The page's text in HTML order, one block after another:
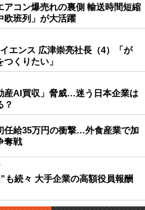
アコン爆売れの裏側 輸送時間短縮
欧班列」が大活躍
エンス 広津崇亮社長（4）「が
くりたい」
産AI買収」脅威…迷う日本企業は
？
任給35万円の衝撃…外食産業で加
奪戦
も続々 大手企業の高額役員報酬